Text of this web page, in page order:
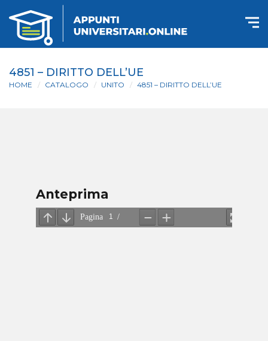
4851 – DIRITTO DELL’UE
HOME CATALOGO UNITO 4851 – DIRITTO DELL’UE
Anteprima